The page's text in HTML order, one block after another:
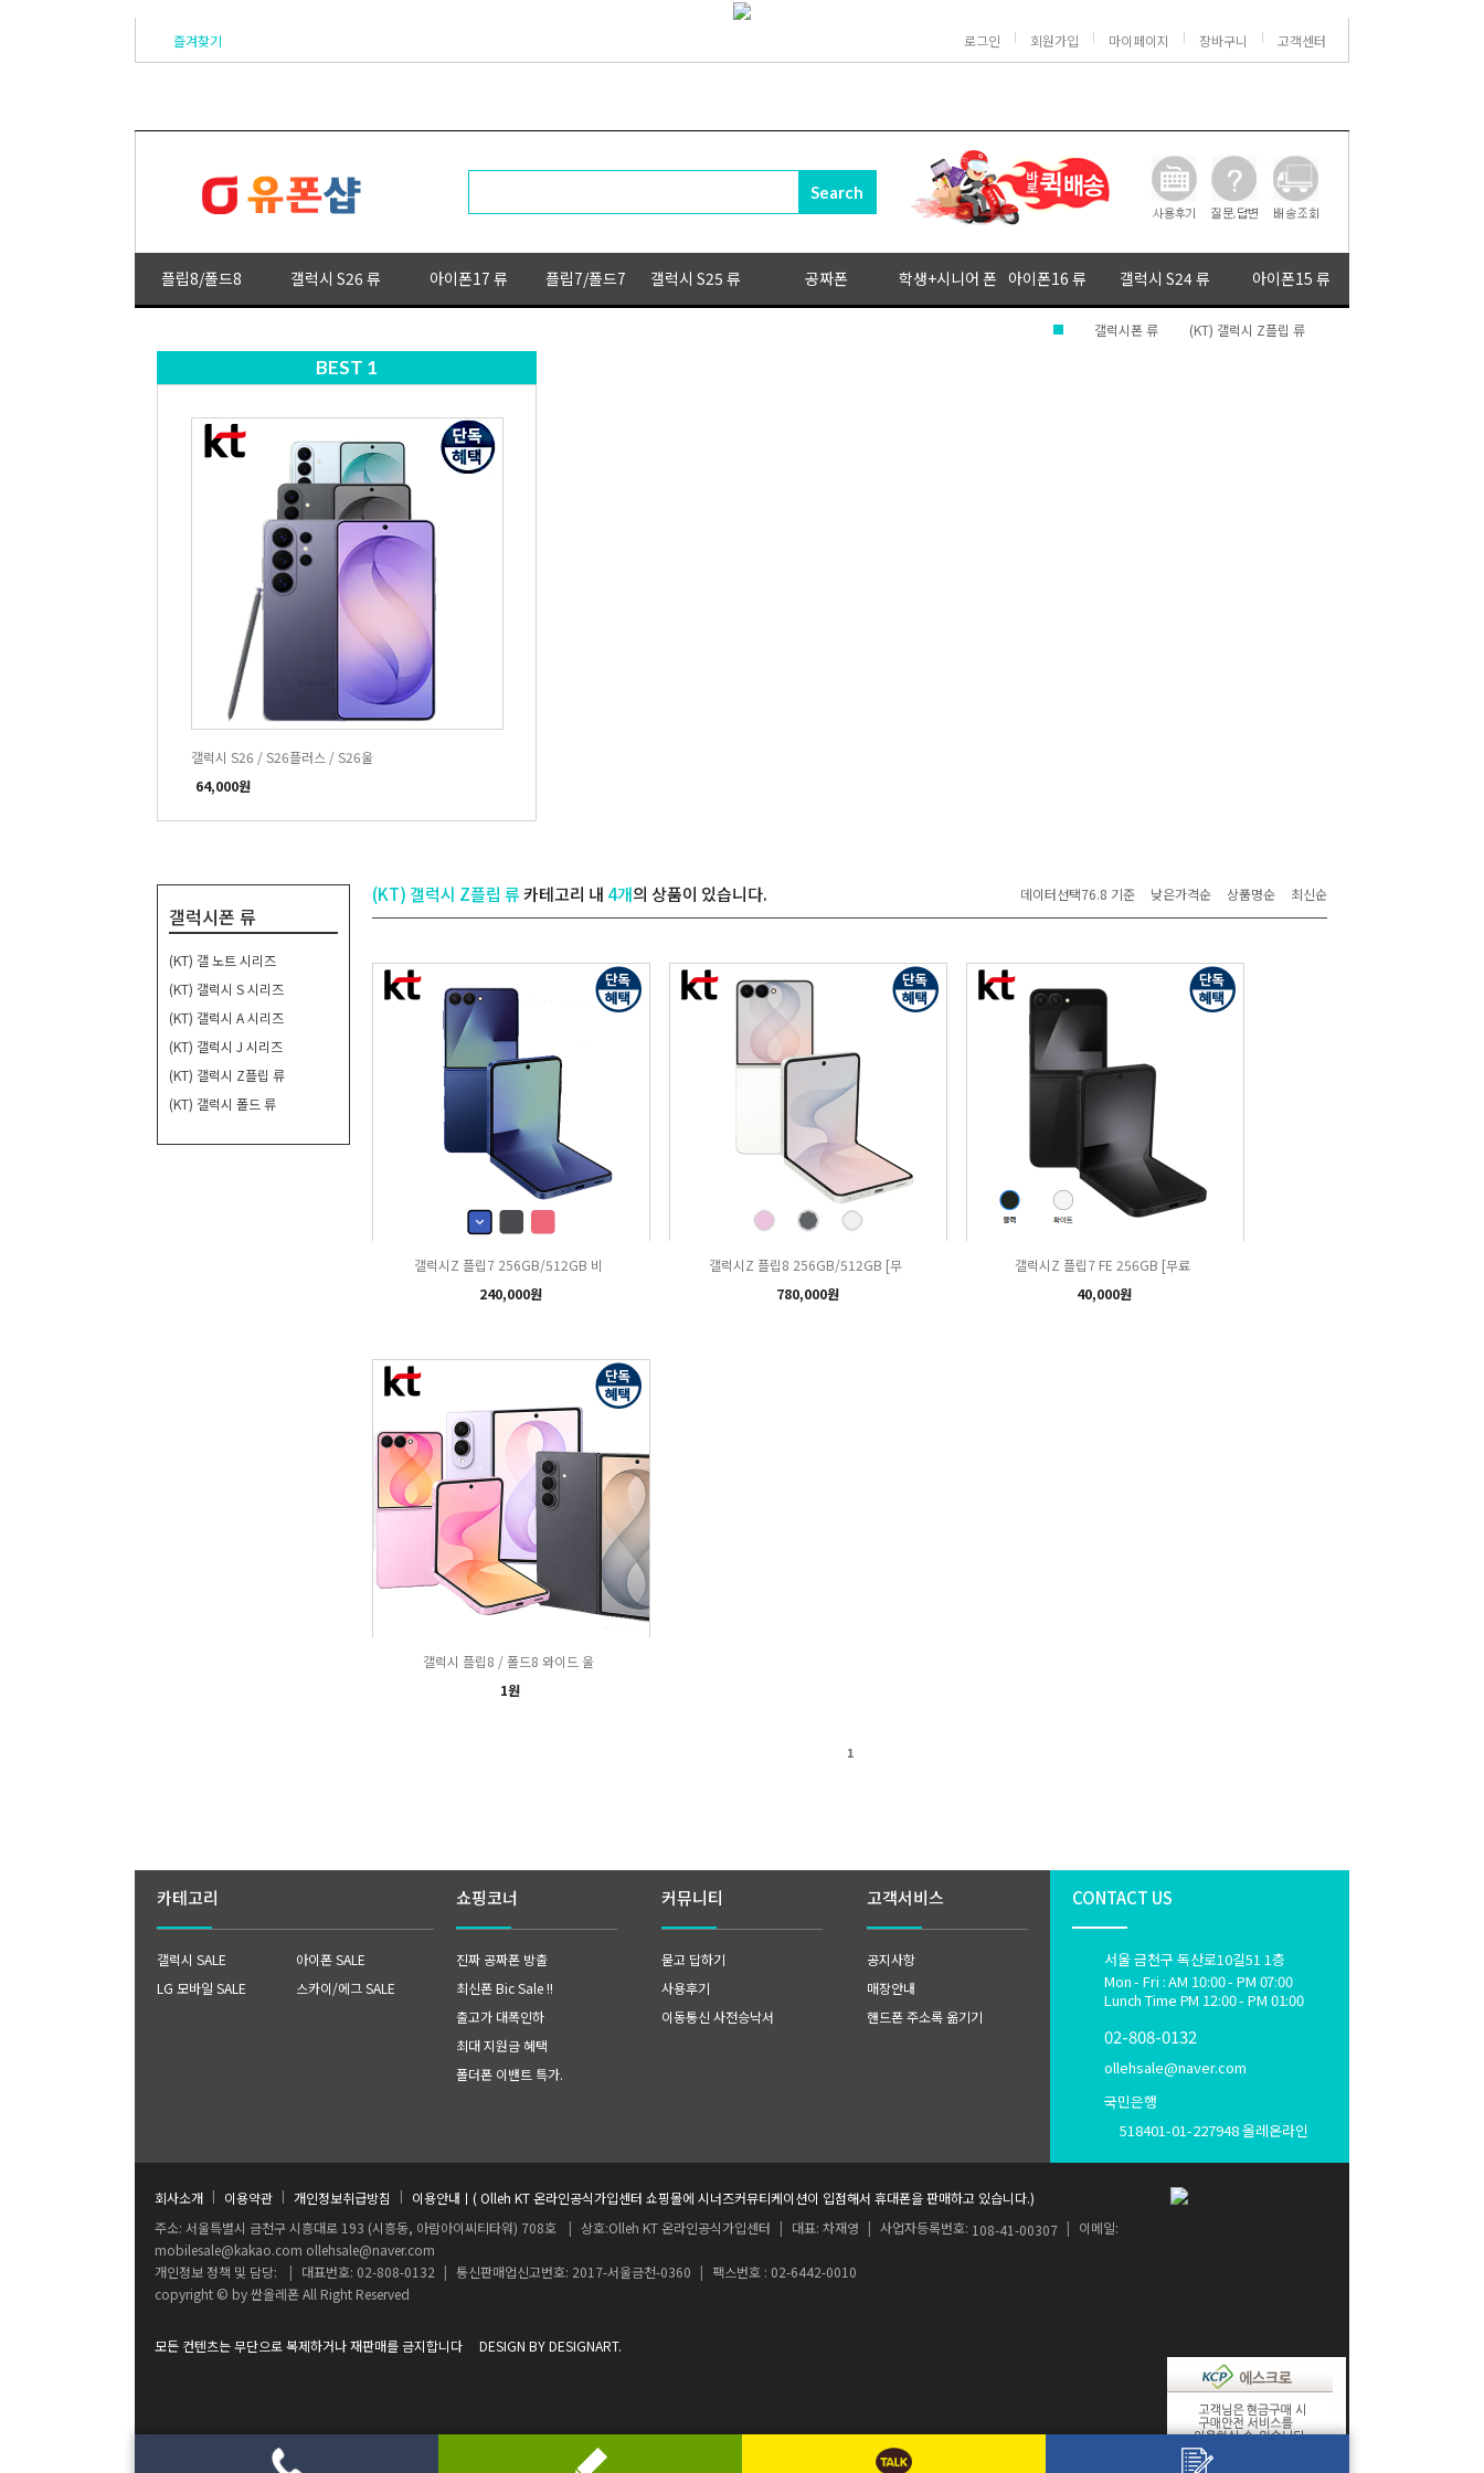
즐겨찾기 로그인 회원가입 마이페이지 장바구니 고객센터
플립8/폴드8 갤럭시 S26 류 아이폰17 류 플립7/폴드7 갤럭시 S25 류 공짜폰 학생+시니어 폰 아이폰16 류 갤럭시 S24 류 아이폰15 류
갤럭시폰 류 (KT) 갤럭시 Z플립 류
BEST 1
갤럭시 S26 / S26플러스 / S26울
64,000원
갤럭시폰 류
(KT) 갤 노트 시리즈
(KT) 갤럭시 S 시리즈
(KT) 갤럭시 A 시리즈
(KT) 갤럭시 J 시리즈
(KT) 갤럭시 Z플립 류
(KT) 갤럭시 폴드 류
(KT) 갤럭시 Z플립 류카테고리 내 4개의 상품이 있습니다. 데이터선택76.8 기준 낮은가격순 상품명순 최신순
갤럭시Z 플립7 256GB/512GB 비
240,000원
갤럭시Z 플립8 256GB/512GB [무
780,000원
갤럭시Z 플립7 FE 256GB [무료
40,000원
갤럭시 플립8 / 폴드8 와이드 울
1원
1
카테고리
갤럭시 SALE
아이폰 SALE
LG 모바일 SALE
스카이/에그 SALE
쇼핑코너
진짜 공짜폰 방출
최신폰 Bic Sale !!
출고가 대폭인하
최대 지원금 혜택
폴더폰 이밴트 특가.
커뮤니티
묻고 답하기
사용후기
이동통신 사전승낙서
고객서비스
공지사항
매장안내
핸드폰 주소록 옮기기
CONTACT US
서울 금천구 독산로10길51 1층
Mon - Fri : AM 10:00 - PM 07:00
Lunch Time PM 12:00 - PM 01:00
02-808-0132
ollehsale@naver.com
국민은행
518401-01-227948 올레온라인
회사소개 | 이용약관 | 개인정보취급방침 |
이용안내ㅣ( Olleh KT 온라인공식가입센터 쇼핑몰에 시너즈커뮤티케이션이 입점해서 휴대폰을 판매하고 있습니다.)
주소: 서울특별시 금천구 시흥대로 193 (시흥동, 아람아이씨티타워) 708호
| 상호:Olleh KT 온라인공식가입센터 | 대표: 차재영 | 사업자등록번호: 108-41-00307 | 이메일:
mobilesale@kakao.com ollehsale@naver.com
개인정보 정책 및 담당:
| 대표번호: 02-808-0132 | 통신판매업신고번호: 2017-서울금천-0360 | 팩스번호 : 02-6442-0010
copyright © by 싼올레폰 All Right Reserved
모든 컨텐츠는 무단으로 복제하거나 재판매를 금지합니다 DESIGN BY DESIGNART.